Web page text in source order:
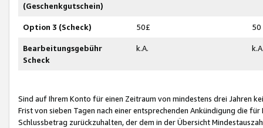
(Geschenkgutschein)
Option 3 (Scheck) 50£ 50
Bearbeitungsgebühr
Scheck
k.A.
Sind auf Ihrem Konto für einen Zeitraum von mindestens drei Jahren
Frist von sieben Tagen nach einer entsprechenden Ankündigung die
Schlussbetrag zurückzuhalten, der dem in der Übersicht